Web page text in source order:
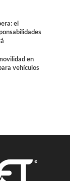
el
en
vehículos